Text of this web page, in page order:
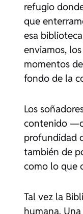
refugio
que
esa
enviamos,
momentos
fondo de la
Los
contenido
profundidad
también de
como lo que
Tal vez la
humana.